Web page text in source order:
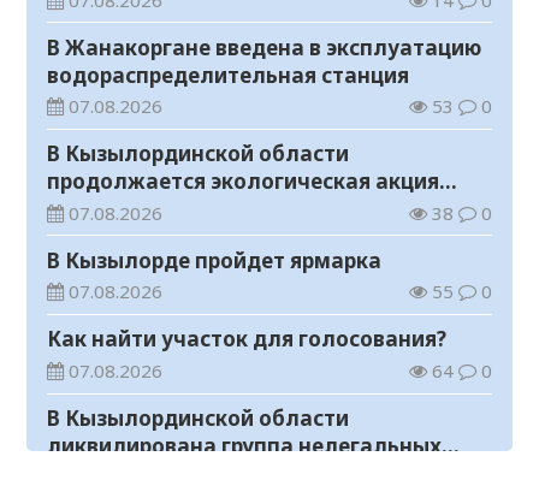
В Жанакоргане введена в эксплуатацию
водораспределительная станция
07.08.2026 53 0
В Кызылординской области
продолжается экологическая акция
«Таза Қазақстан»
07.08.2026 38 0
В Кызылорде пройдет ярмарка
07.08.2026 55 0
Как найти участок для голосования?
07.08.2026 64 0
В Кызылординской области
ликвидирована группа нелегальных